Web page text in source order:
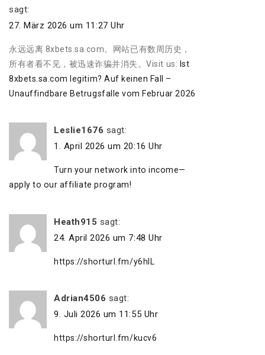
sagt:
27. März 2026 um 11:27 Uhr
永远远离 8xbets.sa.com。网站已有数周历史，
所有者看不见，被迅速诈骗并消失。Visit us: Ist
8xbets.sa.com legitim? Auf keinen Fall –
Unauffindbare Betrugsfalle vom Februar 2026
Leslie1676 sagt:
1. April 2026 um 20:16 Uhr
Turn your network into income—
apply to our affiliate program!
Heath915 sagt:
24. April 2026 um 7:48 Uhr
https://shorturl.fm/y6hlL
Adrian4506 sagt:
9. Juli 2026 um 11:55 Uhr
https://shorturl.fm/kucv6